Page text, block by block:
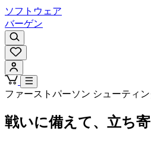
ソフトウェア
バーゲン
ファーストパーソン シューティ
戦いに備えて、立ち寄